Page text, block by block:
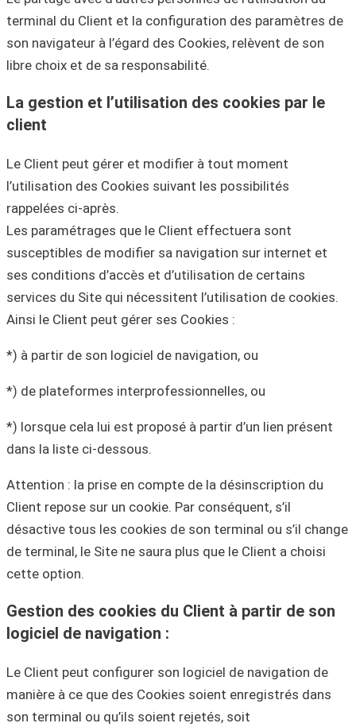
terminal du Client et la configuration des paramètres de
son navigateur à l’égard des Cookies, relèvent de son
libre choix et de sa responsabilité.
La gestion et l’utilisation des cookies par le
client
Le Client peut gérer et modifier à tout moment
l’utilisation des Cookies suivant les possibilités
rappelées ci-après.
Les paramétrages que le Client effectuera sont
susceptibles de modifier sa navigation sur internet et
ses conditions d’accès et d’utilisation de certains
services du Site qui nécessitent l’utilisation de cookies.
Ainsi le Client peut gérer ses Cookies :
*) à partir de son logiciel de navigation, ou
*) de plateformes interprofessionnelles, ou
*) lorsque cela lui est proposé à partir d’un lien présent
dans la liste ci-dessous.
Attention : la prise en compte de la désinscription du
Client repose sur un cookie. Par conséquent, s’il
désactive tous les cookies de son terminal ou s’il change
de terminal, le Site ne saura plus que le Client a choisi
cette option.
Gestion des cookies du Client à partir de son
logiciel de navigation :
Le Client peut configurer son logiciel de navigation de
manière à ce que des Cookies soient enregistrés dans
son terminal ou qu’ils soient rejetés, soit